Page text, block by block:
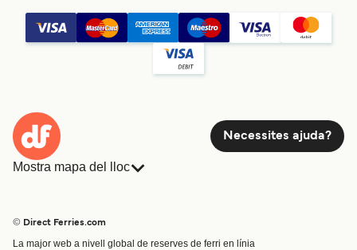
Necessites ajuda?
Mostra mapa del lloc
© Direct Ferries.com
La major web a nivell global de reserves de ferri en línia